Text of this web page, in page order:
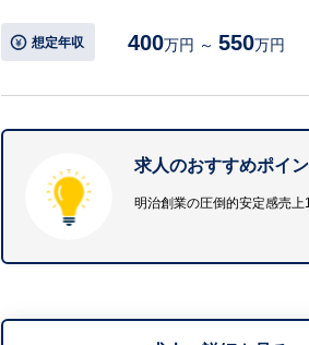
・人事制度の整備および運
・人事評価システム、人
・その他、総務、人事、
※詳細は面談時にお伝えし
い知名度と、不況にも強
・残業も月平均14時間
想定年収 400万円 ～ 550万円
求人のおすすめポイ
明治創業の圧倒的安定感売